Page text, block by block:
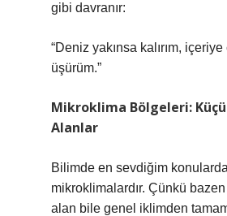
gibi davranır:
“Deniz yakınsa kalırım,
üşürüm.”
Mikroklima Bölgeleri:
Alanlar
Bilimde en sevdiğim
mikroklimalardır. Çünkü
alan bile genel iklimden